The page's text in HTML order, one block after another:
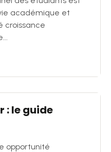
académique et
croissance
: le guide
opportunité